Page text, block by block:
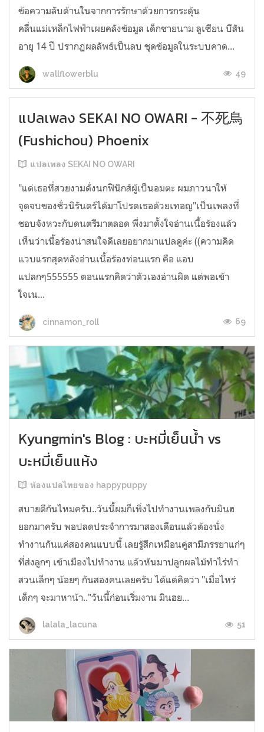
ข้อความลับด้านในจากการรักษาด้วยการกระตุ้น
คลื่นแม่เหล็กไฟฟ้าเผยคลังข้อมูล เด็กชายนาม ลูเซียน บีสัน
อายุ 14 ปี ปรากฏผลลัพธ์เป็นลบ ชุดข้อมูลในระบบคาด...
wallflowerblu 49
แปลเพลง SEKAI NO OWARI - 不死鳥
(Fushichou) Phoenix
แปลเพลง SEKAI NO OWARI
"แด่เธอที่สวยงามดั่งนกฟินิกส์ผู้เป็นอมตะ ผมภาวนาให้
จุดจบของชั่วนิรันดร์ได้มาโปรดเธอด้วยเทอญ"เป็นเพลงที่
ชอบจังหวะกับดนตรีมาตลอด พึ่งมาตั้งใจอ่านเนื้อร้องแล้ว
เห็นว่าเนื้อร้องน่าสนใจดีเลยอยากมาแปลดูค่ะ ((ความคิด
แวบแรกสุดหลังอ่านเนื้อร้องท่อนแรก คือ แอบ
แปลกๆ555555 ตอนแรกคิดว่าตัวเองอ่านผิด แต่พอเข้า
ใจเน...
cinnamon_roll 69
Kyungmin's Blog : บะหมี่เย็นน้ำ vs
บะหมี่เย็นแห้ง
ห้องแปลไทยของ happypuppy
สบายดีกันไหมครับ..วันนี้ผมก็เพิ่งไปทำงานเพลงกับมินฮ
ยอกมาครับ พอปลดประจำการมาสองเดือนแล้วต้องนั่ง
ทำงานกันแค่สองคนแบบนี้ เลยรู้สึกเหมือนคู่สามีภรรยาแก่ๆ
ที่ส่งลูกๆ เข้าเมืองไปทำงาน แล้วหันมาปลูกผลไม้ทำไร่ทำ
สวนเล็กๆ น้อยๆ กันสองคนเลยครับ ได้แต่คิดว่า "เมื่อไหร่
เด็กๆ จะมาหาน้า.."วันนี้ก่อนเริ่มงาน มินฮย...
lalala_lacuna 51